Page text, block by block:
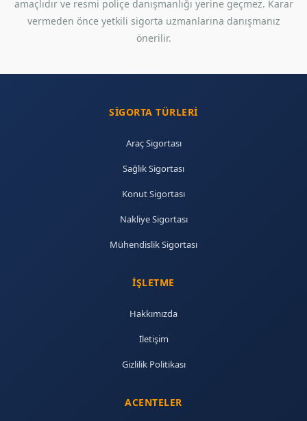
amaçlıdır ve resmi poliçe danışmanlığı yerine geçmez. Karar
vermeden önce yetkili sigorta uzmanlarına danışmanız
önerilir.
SIGORTA TÜRLERI
Araç Sigortası
Sağlık Sigortası
Konut Sigortası
Nakliye Sigortası
Mühendislik Sigortası
İŞLETME
Hakkımızda
İletişim
Gizlilik Politikası
ACENTELER